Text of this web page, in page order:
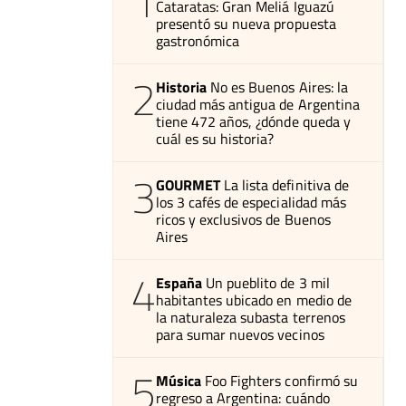
Cataratas: Gran Meliá Iguazú
presentó su nueva propuesta
gastronómica
2Historia No es Buenos Aires: la
ciudad más antigua de Argentina
tiene 472 años, ¿dónde queda y
cuál es su historia?
3GOURMET La lista definitiva de
los 3 cafés de especialidad más
ricos y exclusivos de Buenos
Aires
4España Un pueblito de 3 mil
habitantes ubicado en medio de
la naturaleza subasta terrenos
para sumar nuevos vecinos
5Música Foo Fighters confirmó su
regreso a Argentina: cuándo